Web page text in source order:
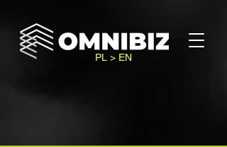
PL > EN